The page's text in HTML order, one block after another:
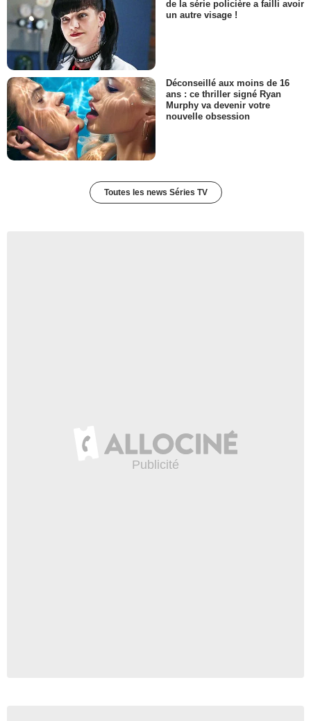
de la série policière a failli avoir
un autre visage !
Déconseillé aux moins de 16
ans : ce thriller signé Ryan
Murphy va devenir votre
nouvelle obsession
Toutes les news Séries TV